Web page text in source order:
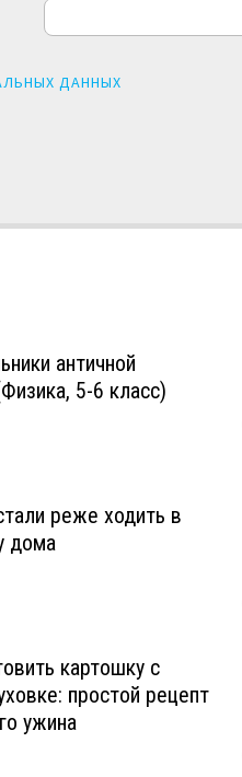
ДАННЫХ
античной
5-6 класс)
реже ходить в
дома
картошку с
простой рецепт
ужина